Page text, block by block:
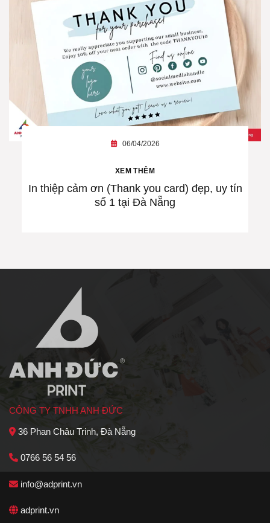
In thiệp cảm ơn (Thank you card) đẹp, uy tín
số 1 tại Đà Nẵng
06/04/2026
XEM THÊM
CÔNG TY TNHH ANH ĐỨC
36 Phan Châu Trinh, Đà Nẵng
0766 56 54 56
info@adprint.vn
adprint.vn